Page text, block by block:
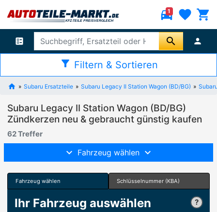
directions_car
1 favorite shopping_cart
ballot search person
filter_alt Filtern & Sortieren
Subaru Ersatzteile Subaru Legacy II Station Wagon (BD/BG)
Subaru Legacy II Station Wagon (BD/BG)
Zündkerzen neu & gebraucht günstig kaufen
62 Treffer
Fahrzeug wählen
Fahrzeug wählen Schlüsselnummer (KBA)
Ihr Fahrzeug auswählen